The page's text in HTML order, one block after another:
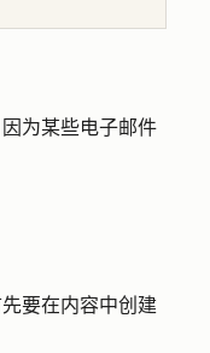
为某些电子邮件
要在内容中创建